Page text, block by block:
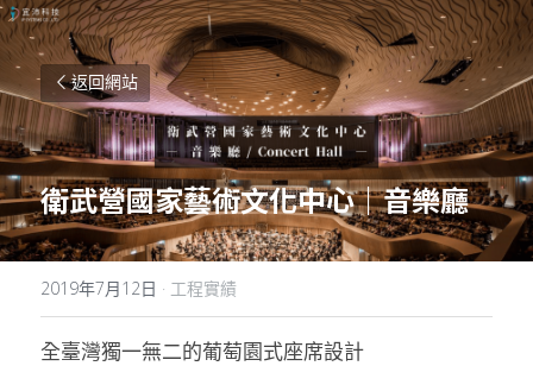
返回網站
衛武營國家藝術文化中心｜音樂廳
2019年7月12日 · 工程實績
全臺灣獨一無二的葡萄園式座席設計